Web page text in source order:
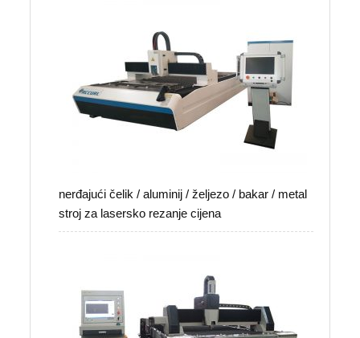
nerđajući čelik / aluminij / željezo / bakar / metal
stroj za lasersko rezanje cijena